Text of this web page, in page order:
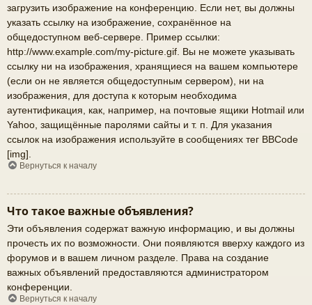
загрузить изображение на конференцию. Если нет, вы должны
указать ссылку на изображение, сохранённое на
общедоступном веб-сервере. Пример ссылки:
http://www.example.com/my-picture.gif. Вы не можете указывать
ссылку ни на изображения, хранящиеся на вашем компьютере
(если он не является общедоступным сервером), ни на
изображения, для доступа к которым необходима
аутентификация, как, например, на почтовые ящики Hotmail или
Yahoo, защищённые паролями сайты и т. п. Для указания
ссылок на изображения используйте в сообщениях тег BBCode
[img].
Вернуться к началу
Что такое важные объявления?
Эти объявления содержат важную информацию, и вы должны
прочесть их по возможности. Они появляются вверху каждого из
форумов и в вашем личном разделе. Права на создание
важных объявлений предоставляются администратором
конференции.
Вернуться к началу